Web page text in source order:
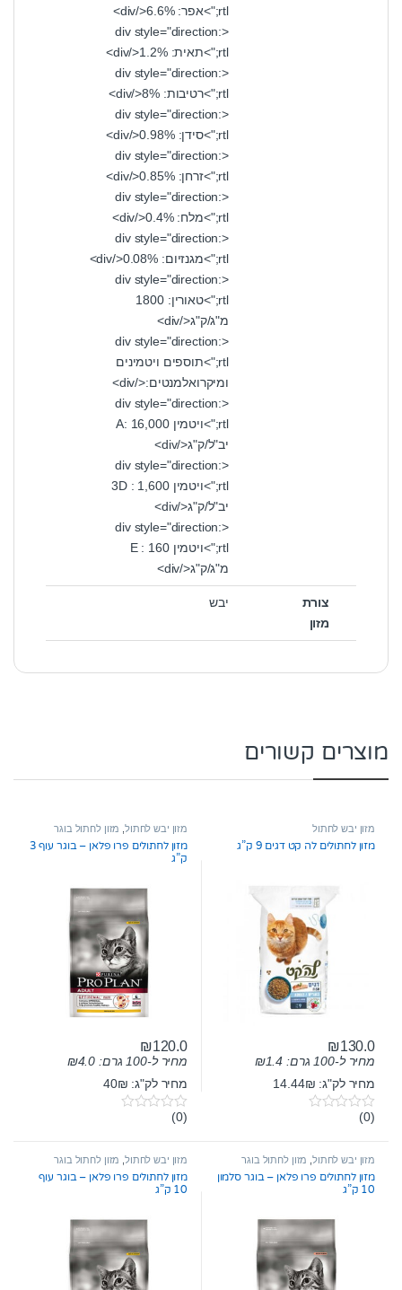
rtl;">אפר: 6.6%</div>
<div style="direction:
rtl;">תאית: 1.2%</div>
<div style="direction:
rtl;">רטיבות: 8%</div>
<div style="direction:
rtl;">סידן: 0.98%</div>
<div style="direction:
rtl;">זרחן: 0.85%</div>
<div style="direction:
rtl;">מלח: 0.4%</div>
<div style="direction:
rtl;">מגנזיום: 0.08%</div>
<div style="direction:
rtl;">טאורין: 1800
מ"ג/ק"ג</div>
<div style="direction:
rtl;">תוספים ויטמינים
ומיקרואלמנטים:</div>
<div style="direction:
rtl;">ויטמין A: 16,000
יב"ל/ק"ג</div>
<div style="direction:
rtl;">ויטמין 3D : 1,600
יב"ל/ק"ג</div>
<div style="direction:
rtl;">ויטמין E : 160
מ"ג/ק"ג</div>
צורת
מזון
יבש
מוצרים קשורים
מזון יבש לחתול
מזון לחתולים לה קט דגים 9 ק”ג
₪130.0
מחיר ל-100 גרם: ₪1.4
מחיר לק"ג: 14.44₪
0
t
f
5
(0)
מזון יבש לחתול, מזון לחתול בוגר
מזון לחתולים פרו פלאן – בוגר עוף 3
ק”ג
₪120.0
מחיר ל-100 גרם: ₪4.0
מחיר לק"ג: 40₪
0
t
f
5
(0)
מזון יבש לחתול מזון לחתול בוגר
מזון לחתולים פרו פלאן – בוגר סלמון
10 ק”ג
מזון יבש לחתול מזון לחתול בוגר
מזון לחתולים פרו פלאן – בוגר עוף
10 ק”ג